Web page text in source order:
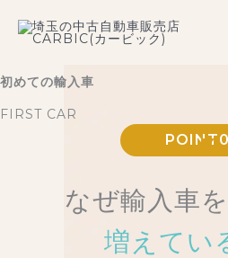
キ
ッ
初めての輸入車
FIRST CAR
なぜ輸入車
増えてい